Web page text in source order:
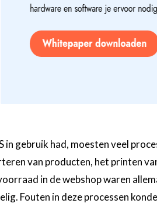
gebruik had, moesten veel
van producten, het printen
in de webshop waren
Fouten in deze processen